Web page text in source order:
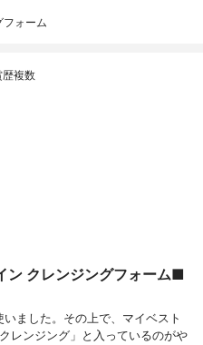
フォーム
歴複数
ン クレンジングフォーム■
ました。その上で、マイベスト
レンジング」と入っているのがや